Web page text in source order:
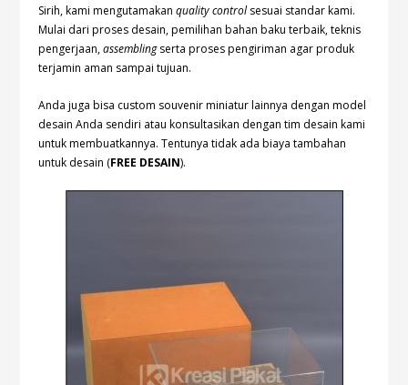
Sirih, kami mengutamakanquality controlsesuai standar kami.
Mulai dari proses desain, pemilihan bahan baku terbaik, teknis
pengerjaan,assemblingserta proses pengiriman agar produk
terjamin aman sampai tujuan.
Anda juga bisa custom souvenir miniatur lainnya dengan model
desain Anda sendiri atau konsultasikan dengan tim desain kami
untuk membuatkannya. Tentunya tidak ada biaya tambahan
untuk desain (FREE DESAIN).